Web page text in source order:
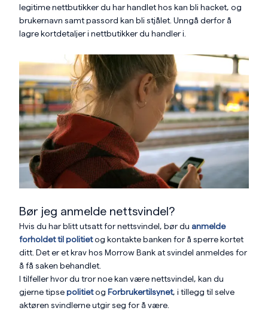
legitime nettbutikker du har handlet hos kan bli hacket, og
brukernavn samt passord kan bli stjålet. Unngå derfor å
lagre kortdetaljer i nettbutikker du handler i.
Bør jeg anmelde nettsvindel?
Hvis du har blitt utsatt for nettsvindel, bør du anmelde
forholdet til politietog kontakte banken for å sperre kortet
ditt. Det er et krav hos Morrow Bank at svindel anmeldes for
å få saken behandlet.
I tilfeller hvor du tror noe kan være nettsvindel, kan du
gjerne tipsepolitietog Forbrukertilsynet, i tillegg til selve
aktøren svindlerne utgir seg for å være.